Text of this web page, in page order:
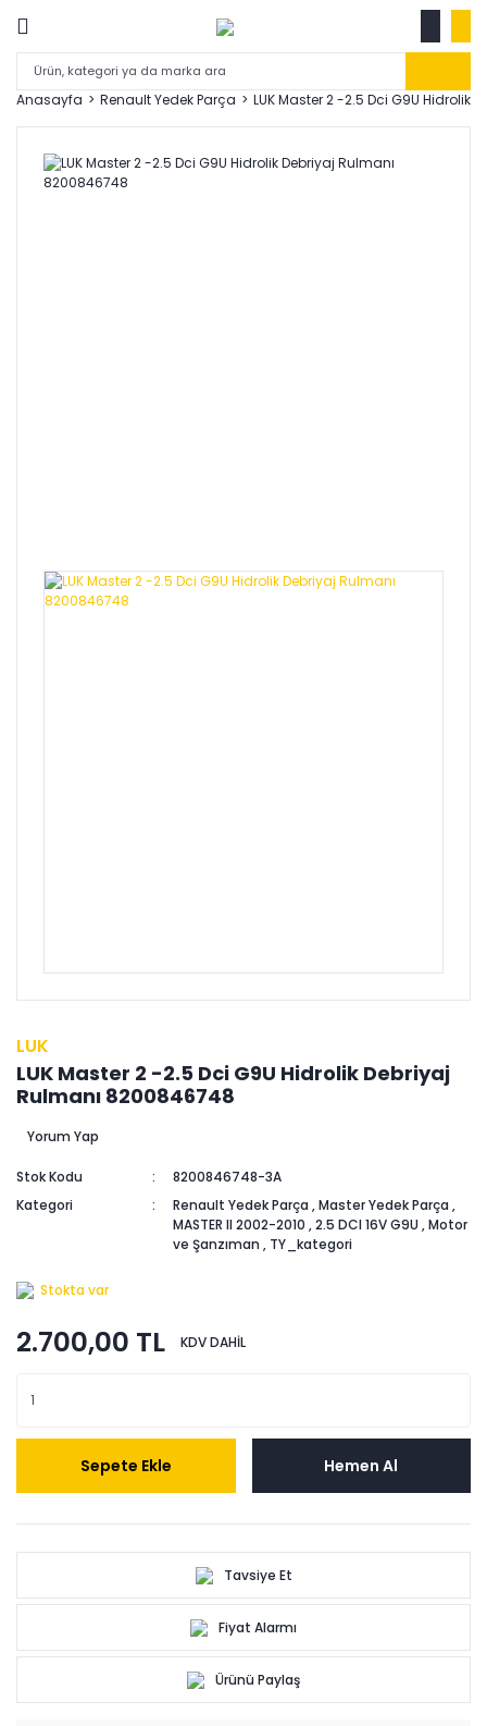
Anasayfa Renault Yedek Parça LUK Master 2 -2.5 Dci G9U Hidrolik
LUK
LUK Master 2 -2.5 Dci G9U Hidrolik Debriyaj
Rulmanı 8200846748
Yorum Yap
Stok Kodu
8200846748-3A
Kategori
Renault Yedek Parça ,Master Yedek Parça ,
MASTER II 2002-2010 ,2.5 DCI 16V G9U ,Motor
ve Şanzıman , TY_kategori
Stokta var
2.700,00 TL KDV DAHİL
Sepete Ekle Hemen Al
Tavsiye Et
Fiyat Alarmı
Ürünü Paylaş